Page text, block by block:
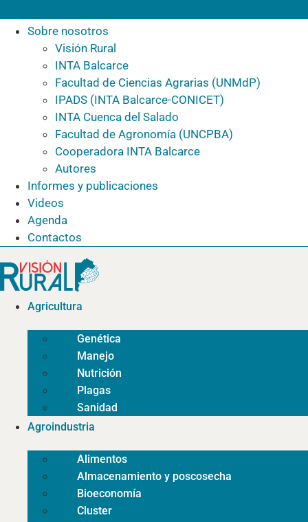
Sobre nosotros
Visión Rural
INTA Balcarce
Facultad de Ciencias Agrarias (UNMdP)
IPADS (INTA Balcarce-CONICET)
INTA Cuenca del Salado
Facultad de Agronomía (UNCPBA)
Cooperadora INTA Balcarce
Autores
Informes y publicaciones
Videos
Agenda
Contactos
Agricultura
Genética
Manejo
Nutrición
Plagas
Sanidad
Agroindustria
Alimentos
Almacenamiento y poscosecha
Bioeconomía
Cluster